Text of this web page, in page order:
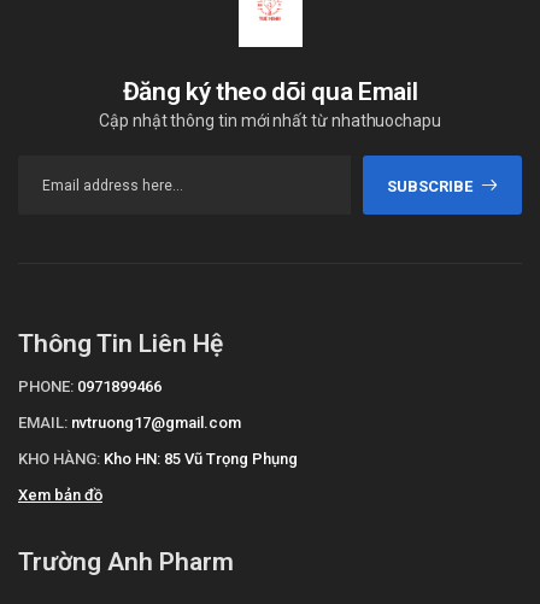
Đăng ký theo dõi qua Email
Cập nhật thông tin mới nhất từ nhathuochapu
SUBSCRIBE
Thông Tin Liên Hệ
PHONE: 0971899466
EMAIL: nvtruong17@gmail.com
KHO HÀNG: Kho HN: 85 Vũ Trọng Phụng
Xem bản đồ
Trường Anh Pharm